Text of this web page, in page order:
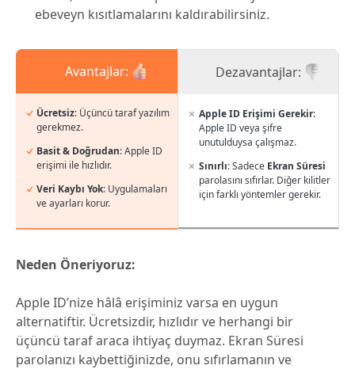
ebeveyn kısıtlamalarını kaldırabilirsiniz.
Avantajlar:
Ücretsiz: Üçüncü taraf yazılım
gerekmez.
Basit & Doğrudan: Apple ID
erişimi ile hızlıdır.
Veri Kaybı Yok: Uygulamaları
ve ayarları korur.
Dezavantajlar:
Apple ID Erişimi Gerekir:
Apple ID veya şifre
unutulduysa çalışmaz.
Sınırlı: Sadece Ekran Süresi
parolasını sıfırlar. Diğer kilitler
için farklı yöntemler gerekir.
Neden Öneriyoruz:
Apple ID’nize hâlâ erişiminiz varsa en uygun
alternatiftir. Ücretsizdir, hızlıdır ve herhangi bir
üçüncü taraf araca ihtiyaç duymaz. Ekran Süresi
parolanızı kaybettiğinizde, onu sıfırlamanın ve